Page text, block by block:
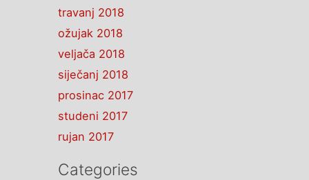
travanj 2018
ožujak 2018
veljača 2018
siječanj 2018
prosinac 2017
studeni 2017
rujan 2017
Categories